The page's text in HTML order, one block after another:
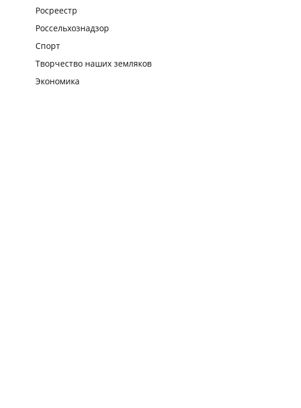
Росреестр
Россельхознадзор
Спорт
Творчество наших земляков
Экономика